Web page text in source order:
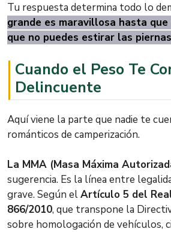
Tu respuesta determina todo lo
grande es maravillosa hasta
que no puedes estirar las
Cuando el Peso Te
Delincuente
Aquí viene la parte que nadie te
románticos de camperización.
La MMA (Masa Máxima
sugerencia. Es la línea entre
grave. Según elArtículo 5 del
866/2010, que transpone la
sobre homologación de vehículos,